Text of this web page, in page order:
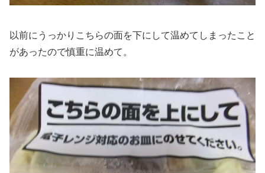
以前にうっかりこちらの面を下にして温めてしまったこと
があったので慎重に温めて。